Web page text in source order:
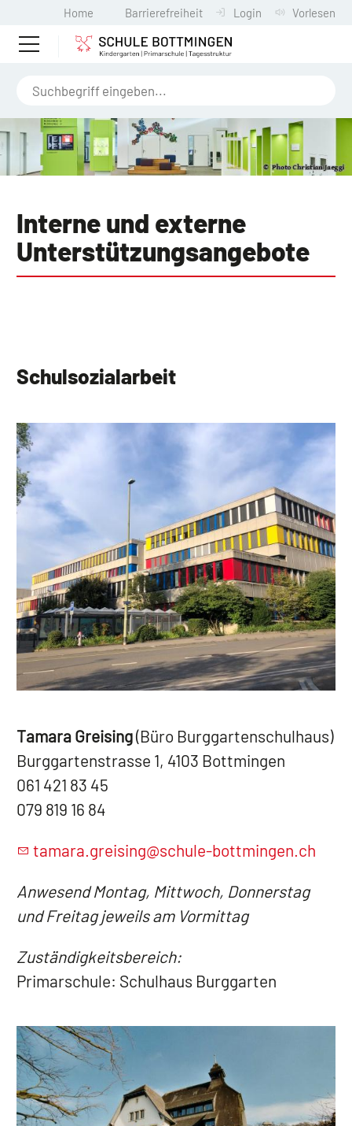
Home Barrierefreiheit Login Vorlesen
Interne und externe
Unterstützungsangebote
Schulsozialarbeit
Tamara Greising(Büro Burggartenschulhaus)
Burggartenstrasse 1, 4103 Bottmingen
061 421 83 45
079 819 16 84
t m r gr s ng sch l -b ttm ng n ch
Anwesend Montag, Mittwoch, Donnerstag
und Freitag jeweils am Vormittag
Zuständigkeitsbereich:
Primarschule: Schulhaus Burggarten